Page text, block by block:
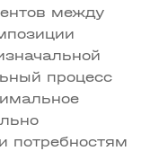
между
процесс
потребностям